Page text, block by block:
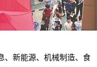
新能源、机械制造、食